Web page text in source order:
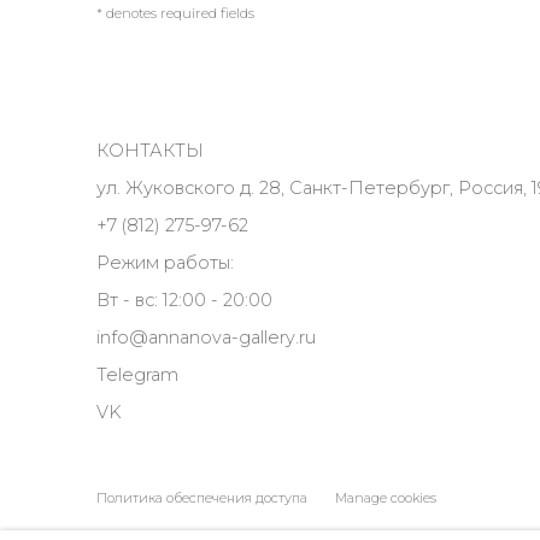
* denotes required fields
КОНТАКТЫ
ул. Жуковского д. 28, Санкт-Петербург, Россия,
+7 (812) 275-97-62
Режим работы:
Вт - вс: 12:00 - 20:00
info@annanova-gallery.ru
Telegram
VK
Политика обеспечения доступа Manage cookies